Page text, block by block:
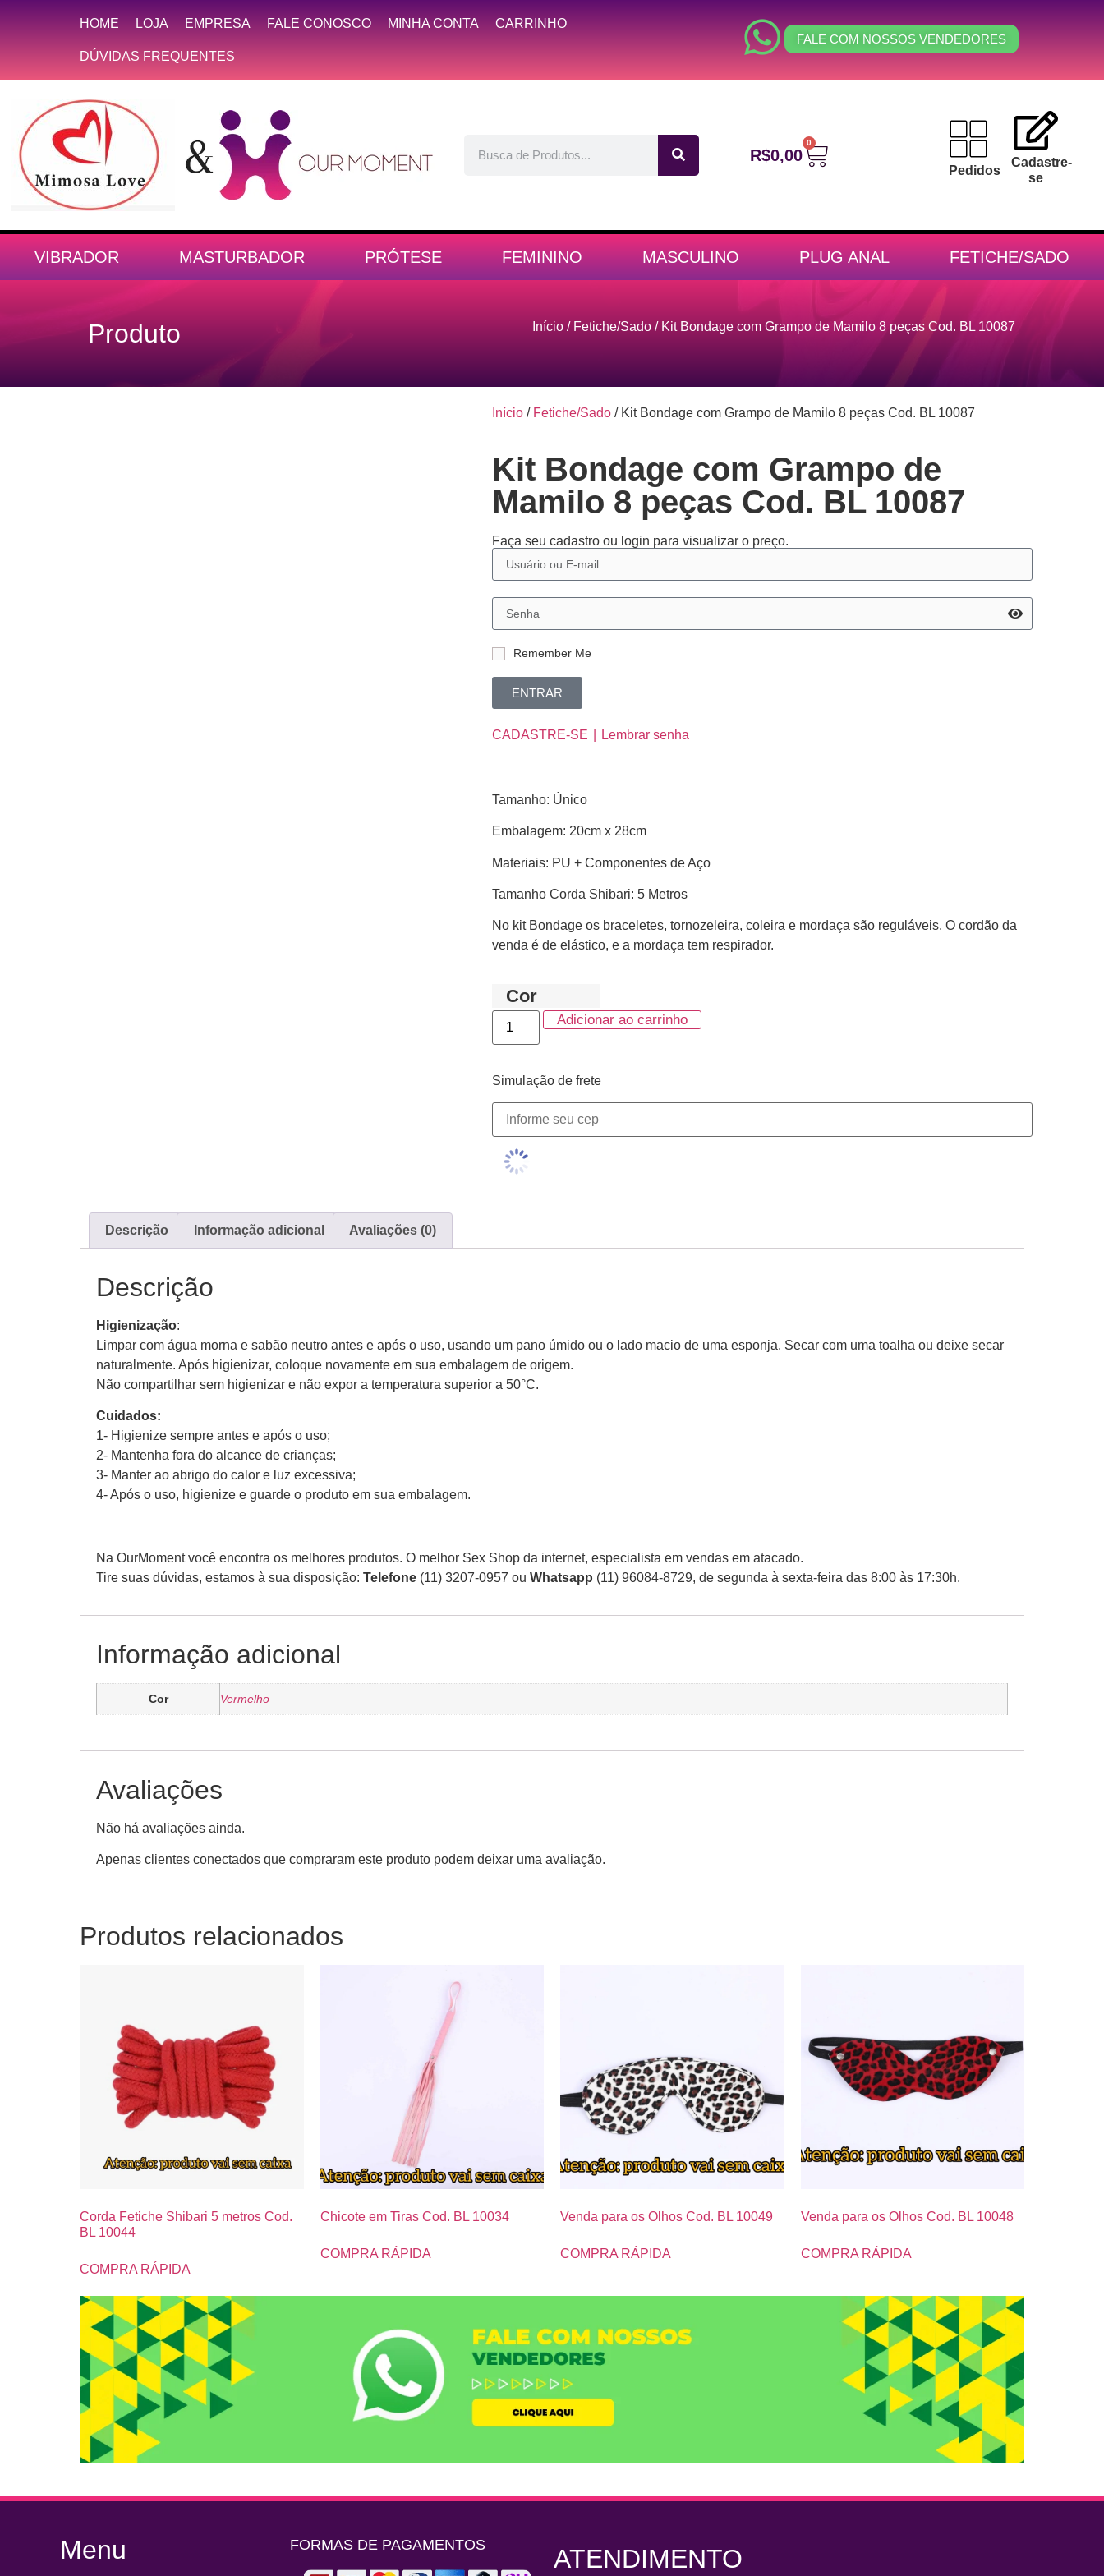
HOME LOJA EMPRESA FALE CONOSCO MINHA CONTA CARRINHO
DÚVIDAS FREQUENTES
FALE COM NOSSOS VENDEDORES
R$0,00
0
Pedidos
Cadastre-
se
VIBRADOR MASTURBADOR PRÓTESE FEMININO MASCULINO PLUG ANAL FETICHE/SADO
Produto Início/ Fetiche/Sado/ Kit Bondage com Grampo de Mamilo 8 peças Cod. BL 10087
Início/ Fetiche/Sado/ Kit Bondage com Grampo de Mamilo 8 peças Cod. BL 10087
Kit Bondage com Grampo de
Mamilo 8 peças Cod. BL 10087
Faça seu cadastro ou login para visualizar o preço.
Remember Me
ENTRAR
CADASTRE-SE Lembrar senha
Tamanho: Único
Embalagem: 20cm x 28cm
Materiais: PU + Componentes de Aço
Tamanho Corda Shibari: 5 Metros
No kit Bondage os braceletes, tornozeleira, coleira e mordaça são reguláveis. O cordão da
venda é de elástico, e a mordaça tem respirador.
Cor
Adicionar ao carrinho
Simulação de frete
Descrição Informação adicional Avaliações (0)
Descrição
Higienização:
Limpar com água morna e sabão neutro antes e após o uso, usando um pano úmido ou o lado macio de uma esponja. Secar com uma toalha ou deixe secar
naturalmente. Após higienizar, coloque novamente em sua embalagem de origem.
Não compartilhar sem higienizar e não expor a temperatura superior a 50°C.
Cuidados:
1- Higienize sempre antes e após o uso;
2- Mantenha fora do alcance de crianças;
3- Manter ao abrigo do calor e luz excessiva;
4- Após o uso, higienize e guarde o produto em sua embalagem.
Na OurMoment você encontra os melhores produtos. O melhor Sex Shop da internet, especialista em vendas em atacado.
Tire suas dúvidas, estamos à sua disposição: Telefone (11) 3207-0957 ou Whatsapp (11) 96084-8729, de segunda à sexta-feira das 8:00 às 17:30h.
Informação adicional
Cor Vermelho
Avaliações
Não há avaliações ainda.
Apenas clientes conectados que compraram este produto podem deixar uma avaliação.
Produtos relacionados
Corda Fetiche Shibari 5 metros Cod.
BL 10044
COMPRA RÁPIDA
Chicote em Tiras Cod. BL 10034
COMPRA RÁPIDA
Venda para os Olhos Cod. BL 10049
COMPRA RÁPIDA
Venda para os Olhos Cod. BL 10048
COMPRA RÁPIDA
Menu FORMAS DE PAGAMENTOS ATENDIMENTO